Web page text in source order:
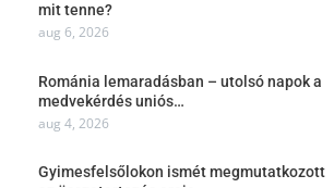
mit tenne?
aug 6, 2026
Románia lemaradásban – utolsó napok a
medvekérdés uniós…
aug 4, 2026
Gyimesfelsőlokon ismét megmutatkozott